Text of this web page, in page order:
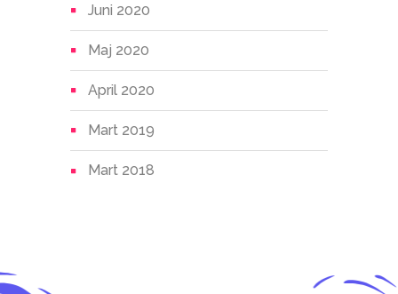
Juni 2020
Maj 2020
April 2020
Mart 2019
Mart 2018